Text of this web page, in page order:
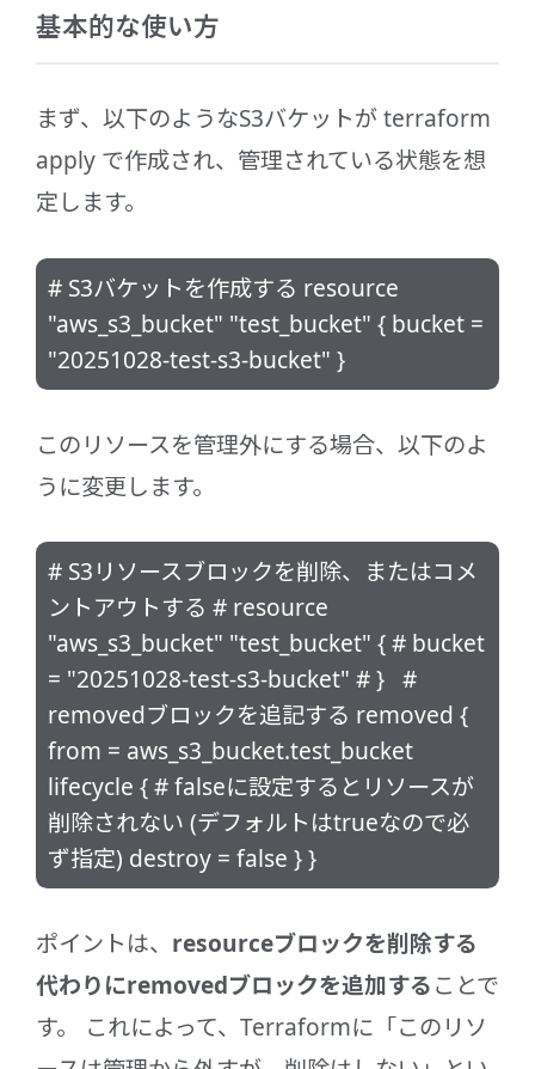
基本的な使い方
まず、以下のようなS3バケットが terraform
apply で作成され、管理されている状態を想
定します。
# S3バケットを作成する resource
"aws_s3_bucket" "test_bucket" { bucket =
"20251028-test-s3-bucket" }
このリソースを管理外にする場合、以下のよ
うに変更します。
# S3リソースブロックを削除、またはコメ
ントアウトする # resource
"aws_s3_bucket" "test_bucket" { # bucket
= "20251028-test-s3-bucket" # } #
removedブロックを追記する removed {
from = aws_s3_bucket.test_bucket
lifecycle { # falseに設定するとリソースが
削除されない (デフォルトはtrueなので必
ず指定) destroy = false } }
ポイントは、 resourceブロックを削除する
代わりにremovedブロックを追加することで
す。 これによって、Terraformに「このリソ